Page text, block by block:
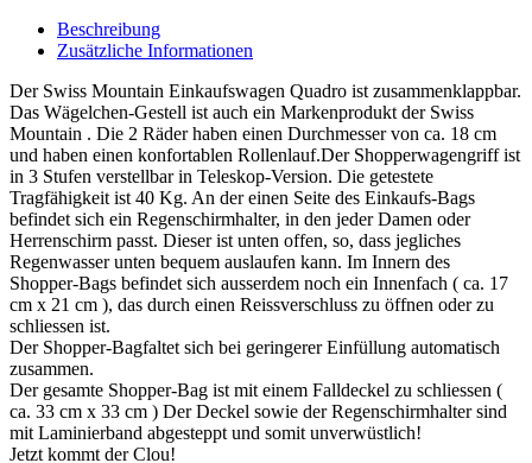
Beschreibung
Zusätzliche Informationen
Der Swiss Mountain Einkaufswagen Quadro ist zusammenklappbar.
Das Wägelchen-Gestell ist auch ein Markenprodukt der Swiss
Mountain . Die 2 Räder haben einen Durchmesser von ca. 18 cm
und haben einen konfortablen Rollenlauf.Der Shopperwagengriff ist
in 3 Stufen verstellbar in Teleskop-Version. Die getestete
Tragfähigkeit ist 40 Kg. An der einen Seite des Einkaufs-Bags
befindet sich ein Regenschirmhalter, in den jeder Damen oder
Herrenschirm passt. Dieser ist unten offen, so, dass jegliches
Regenwasser unten bequem auslaufen kann. Im Innern des
Shopper-Bags befindet sich ausserdem noch ein Innenfach ( ca. 17
cm x 21 cm ), das durch einen Reissverschluss zu öffnen oder zu
schliessen ist.
Der Shopper-Bagfaltet sich bei geringerer Einfüllung automatisch
zusammen.
Der gesamte Shopper-Bag ist mit einem Falldeckel zu schliessen (
ca. 33 cm x 33 cm ) Der Deckel sowie der Regenschirmhalter sind
mit Laminierband abgesteppt und somit unverwüstlich!
Jetzt kommt der Clou!